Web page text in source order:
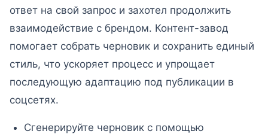
ответ на свой запрос и захотел продолжить
взаимодействие с брендом. Контент-завод
помогает собрать черновик и сохранить единый
стиль, что ускоряет процесс и упрощает
последующую адаптацию под публикации в
соцсетях.
Сгенерируйте черновик с помощью